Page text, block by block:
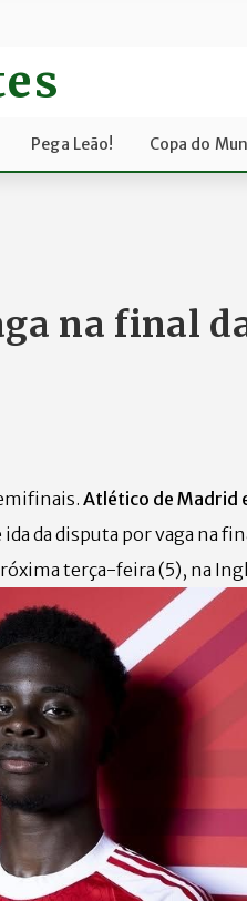
Pega Leão! Copa do
na final
Atlético de Madrid
da disputa por vaga na
terça-feira (5), na